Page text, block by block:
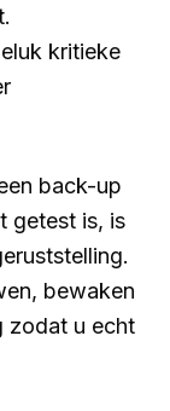
kritieke
back-up
getest is, is
bewaken
zodat u echt